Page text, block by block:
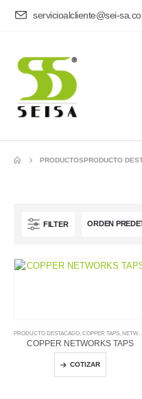
servicioalcliente@sei-
PRODUCTOSPRODUCTO
FILTER
PRODUCTO DESTACADO COPPER TAPS NETWORKS ACCESS
COPPER NETWORKS TAPS
COTIZAR